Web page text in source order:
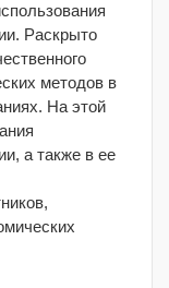
Раскрыто
методов в
На этой
а также в ее